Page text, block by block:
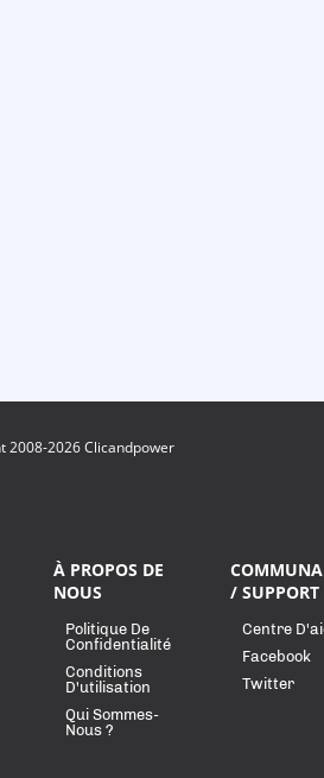
2008-2026 Clicandpower
À PROPOS DE
NOUS
Politique De
Confidentialité
Conditions
D'utilisation
Qui Sommes-
Nous ?
/ SUPPORT
Centre
Facebook
Twitter